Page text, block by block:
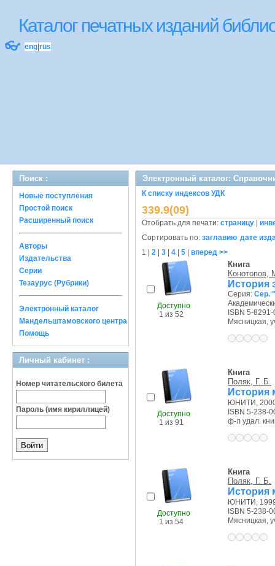
Каталог печатных изданий
👓 eng rus
Поиск :
Новые поступления
Простой поиск
Расширенный поиск
Авторы
Издательства
Серии
Тезаурус (Рубрики)
Электронный каталог
Мандельштамовского центра
Помощь
Личный кабинет :
Номер читательского билета
Пароль (имя кириллицей)
Электронный каталог:
К списку индексов УДК
339.9(09)
Отобрать для печати: страницу
Сортировать по: заглавию дате
1
2 3 4 5 вперед >>
Доступно
1 из 52
Книга
Конотопов,
История
Серия: Сер.
ISBN 5-
Мясницкая,
Доступно
1 из 91
Книга
Поляк, Г. Б.
История
ЮНИТИ, 2000
ISBN 5-238-
ф-л удал.
Доступно
1 из 54
Книга
Поляк, Г. Б.
История
ЮНИТИ, 1999
ISBN 5-238-
Мясницкая,